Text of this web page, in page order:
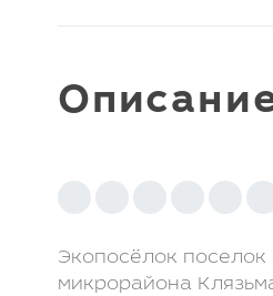
Коммерческая недвижимость
Инвестиционные
Отзывы
Экопосёлок
микрорайона